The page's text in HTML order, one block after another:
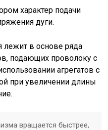
характер подачи
дуги.
лежит в основе ряда
подающих проволоку с
агрегатов с
при увеличении длины
вращается быстрее,